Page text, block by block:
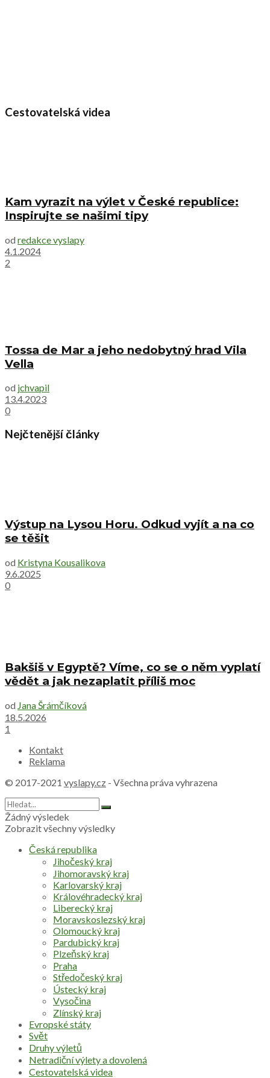
Cestovatelská videa
Kam vyrazit na výlet v České republice:
Inspirujte se našimi tipy
od redakce vyslapy
4.1.2024
2
Tossa de Mar a jeho nedobytný hrad Vila
Vella
od jchvapil
13.4.2023
0
Nejčtenější články
Výstup na Lysou Horu. Odkud vyjít a na co
se těšit
od Kristyna Kousalikova
9.6.2025
0
Bakšiš v Egyptě? Víme, co se o něm vyplatí
vědět a jak nezaplatit příliš moc
od Jana Šrámčíková
18.5.2026
1
Kontakt
Reklama
© 2017-2021 vyslapy.cz - Všechna práva vyhrazena
Žádný výsledek
Zobrazit všechny výsledky
Česká republika
Jihočeský kraj
Jihomoravský kraj
Karlovarský kraj
Královéhradecký kraj
Liberecký kraj
Moravskoslezský kraj
Olomoucký kraj
Pardubický kraj
Plzeňský kraj
Praha
Středočeský kraj
Ústecký kraj
Vysočina
Zlínský kraj
Evropské státy
Svět
Druhy výletů
Netradiční výlety a dovolená
Cestovatelská videa